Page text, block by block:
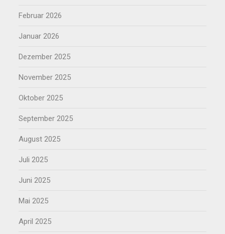
Februar 2026
Januar 2026
Dezember 2025
November 2025
Oktober 2025
September 2025
August 2025
Juli 2025
Juni 2025
Mai 2025
April 2025